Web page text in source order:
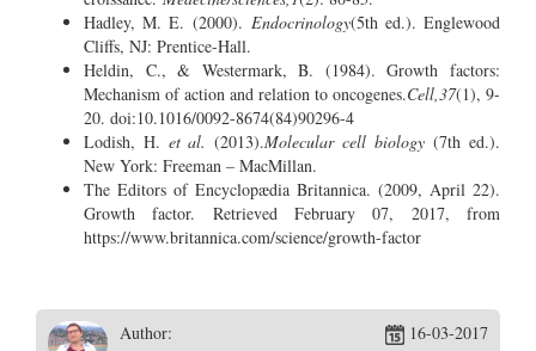
Hadley, M. E. (2000). Endocrinology(5th ed.). Englewood
Cliffs, NJ: Prentice-Hall.
Heldin, C., & Westermark, B. (1984). Growth factors:
Mechanism of action and relation to oncogenes.Cell,37(1), 9-
20. doi:10.1016/0092-8674(84)90296-4
Lodish, H. et al. (2013).Molecular cell biology(7th ed.).
New York: Freeman – MacMillan.
The Editors of Encyclopædia Britannica. (2009, April 22).
Growth factor. Retrieved February 07, 2017, from
https://www.britannica.com/science/growth-factor
Author: 16-03-2017